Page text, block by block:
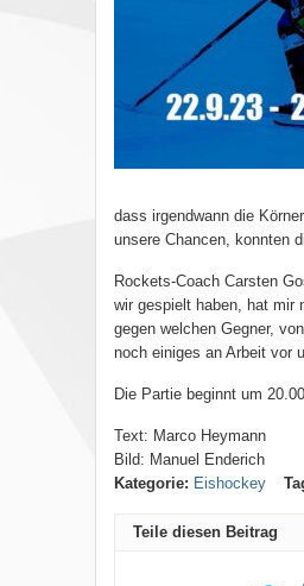
dass irgendwann die
unsere Chancen, konnten
Rockets-Coach Carsten
wir gespielt haben, hat mir
gegen welchen Gegner,
noch einiges an Arbeit vor
Die Partie beginnt um
Text: Marco Heymann
Bild: Manuel Enderich
Kategorie: Eishockey
Teile diesen Beitrag